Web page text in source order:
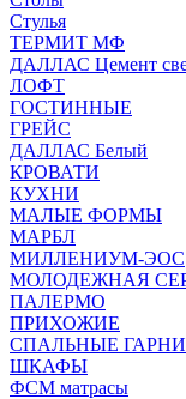
Стулья
ТЕРМИТ МФ
ДАЛЛАС Цемент
ЛОФТ
ГОСТИННЫЕ
ГРЕЙС
ДАЛЛАС Белый
КРОВАТИ
КУХНИ
МАЛЫЕ ФОРМЫ
МАРБЛ
МИЛЛЕНИУМ-ЭОС
МОЛОДЕЖНАЯ
ПАЛЕРМО
ПРИХОЖИЕ
СПАЛЬНЫЕ
ШКАФЫ
ФСМ матрасы